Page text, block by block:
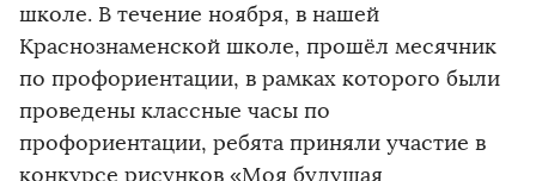
школе. В течение ноября, в нашей
Краснознаменской школе, прошёл месячник
по профориентации, в рамках которого были
проведены классные часы по
профориентации, ребята приняли участие в
конкурсе рисунков «Моя будущая